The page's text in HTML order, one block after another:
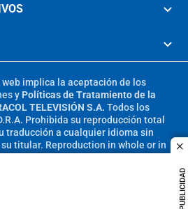
PUBLICIDAD
implica la aceptación de los
y Políticas de Tratamiento de la
TELEVISIÓN S.A. Todos los
Prohibida su reproducción total
traducción a cualquier idioma sin
titular. Reproduction in whole or in